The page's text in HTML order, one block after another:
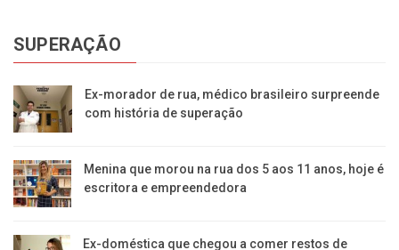
SUPERAÇÃO
Ex-morador de rua, médico brasileiro surpreende
com história de superação
Menina que morou na rua dos 5 aos 11 anos, hoje é
escritora e empreendedora
Ex-doméstica que chegou a comer restos de